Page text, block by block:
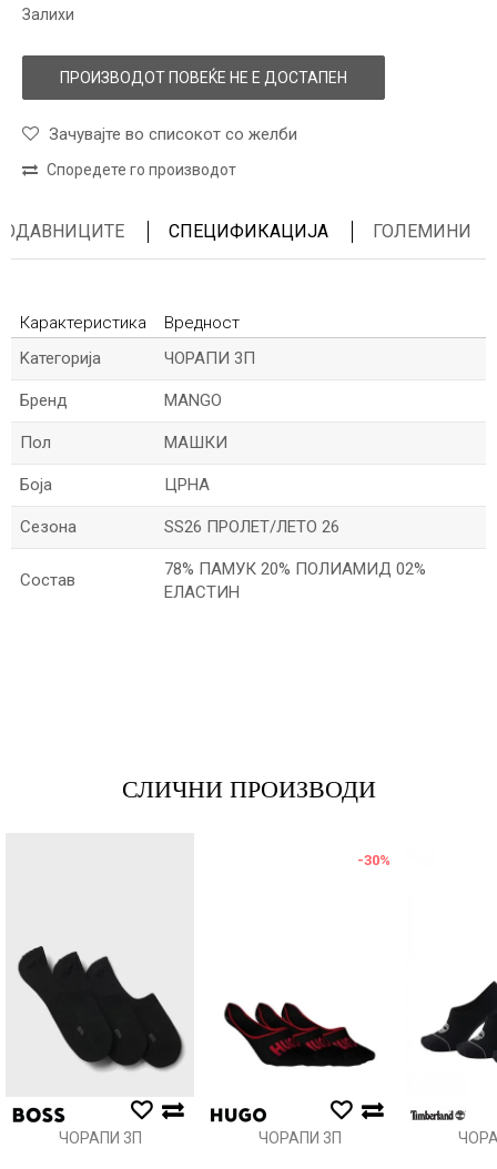
Залихи
ПРОИЗВОДОТ ПОВЕЌЕ НЕ Е ДОСТАПЕН
Зачувајте во списокот со желби
Споредете го производот
СПЕЦИФИКАЦИЈА ГОЛЕМИНИ
Карактеристика
Вредност
Kатегорија
ЧОРАПИ 3П
Бренд MANGO
Пол МАШКИ
Боја ЦРНА
Сезона SS26 ПРОЛЕТ/ЛЕТО 26
Состав
78% ПАМУК 20% ПОЛИАМИД 02%
ЕЛАСТИН
Анти спам заштита - пресметајте колку е 2 + 3 :
ИСПРАТИ
СЛИЧНИ ПРОИЗВОДИ
ЧОРАПИ 3П
-30%
ЧОРАПИ 3П